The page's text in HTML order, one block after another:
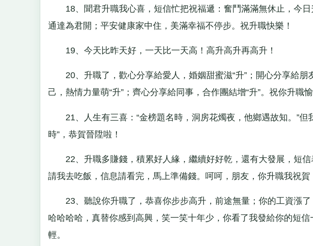
18、聞君升職我心喜，短信忙把祝福遞：奮鬥滿滿無休止，今日
通達為君開；平安健康家中住，美滿幸福不停步。祝升職快樂！
19、今天比昨天好，一天比一天高！高升高升再高升！
20、升職了，歡心分享給愛人，婚姻甜蜜滋“升”；開心分享給朋
己，熱情力量萌“升”；齊心分享給同事，合作團結增“升”。祝你升職
21、人生有三喜：“金榜題名時，洞房花燭夜，他鄉遇故知。”但
時”，恭賀晉陞啦！
22、升職多賺錢，積累好人緣，繼續好好乾，還有大發展，短信
請我去吃飯，信息請看完，馬上準備錢。呵呵，朋友，你升職我祝賀
23、聽說你升職了，恭喜你步步高升，前途無量；你的工資漲了
哈哈哈哈，真替你感到高興，笑一笑十年少，你看了我發給你的短
輕。